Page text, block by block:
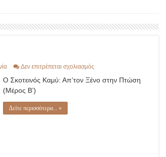
Δεν επιτρέπεται σχολιασμόςστο
τον
Ο Σκοτεινός Καμύ: Απ’τον Ξένο στην Πτώση
(Μέρος Β’)
Δείτε περισσότερα... »